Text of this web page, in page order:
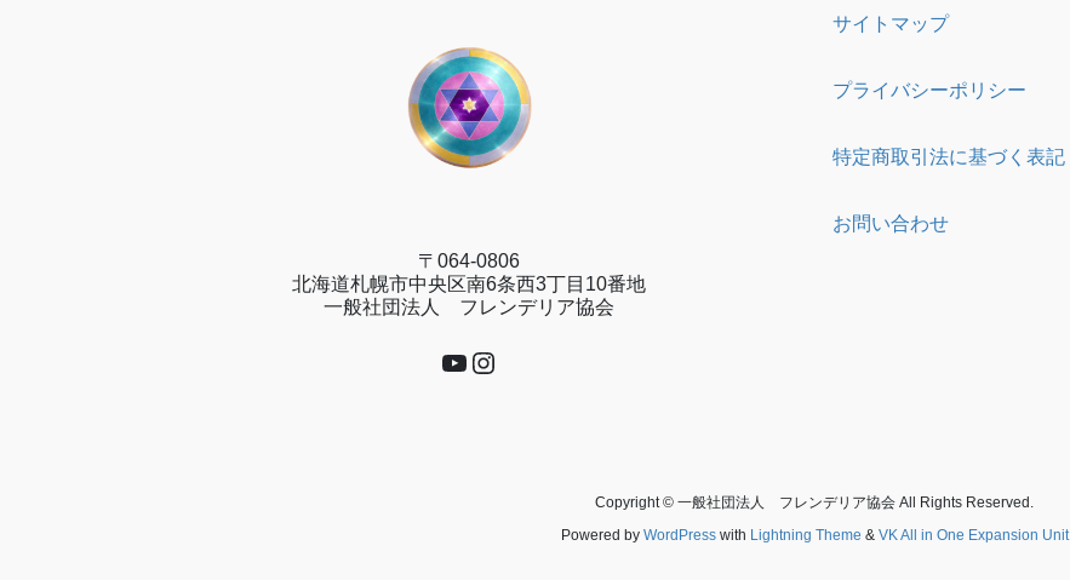
〒064-0806
北海道札幌市中央区南6条西3丁目10番地
一般社団法人 フレンデリア協会
YouTube
Instagram
サイトマップ
プライバシーポリシー
特定商取引法に基づく表記
お問い合わせ
Copyright © 一般社団法人 フレンデリア協会 All Rights Reserved.
Powered by WordPresswith Lightning Theme & VK All in One Expansion Unit